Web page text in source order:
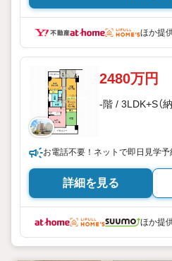
ほか提
2480万円
-階 / 3LDK+S（納
お電話不要！ネットで即日見学予
詳細を見る
ほか提